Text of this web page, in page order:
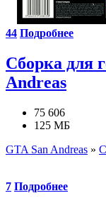
44 Подробнее
Сборка для
Andreas
75 606
125 МБ
GTA San Andreas »
7 Подробнее